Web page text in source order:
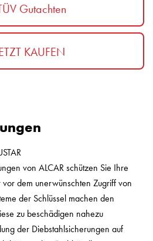
Gutachten
KAUFEN
von ALCAR schützen Sie Ihre
dem unerwünschten Zugriff von
der Schlüssel machen den
zu beschädigen nahezu
der Diebstahlsicherungen auf